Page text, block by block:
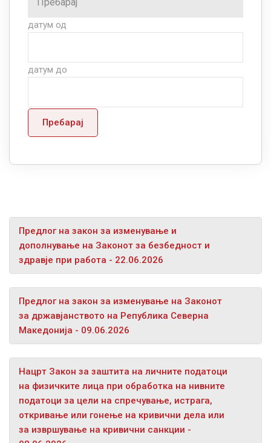
датум од
датум до
Пребарај
Предлог на закон за изменување и
дополнување на Законот за безбедност и
здравје при работа - 22.06.2026
Предлог на закон за изменување на Законот
за државјанството на Република Северна
Македонија - 09.06.2026
Нацрт Закон за заштита на личните податоци
на физичките лица при обработка на нивните
податоци за цели на спречување, истрага,
откривање или гонење на кривични дела или
за извршување на кривични санкции -